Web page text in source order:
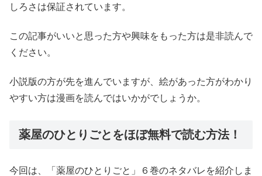
しろさは保証されています。
この記事がいいと思った方や興味をもった方は是非読んで
ください。
小説版の方が先を進んでいますが、絵があった方がわかり
やすい方は漫画を読んではいかがでしょうか。
薬屋のひとりごとをほぼ無料で読む方法！
今回は、「薬屋のひとりごと」６巻のネタバレを紹介しま